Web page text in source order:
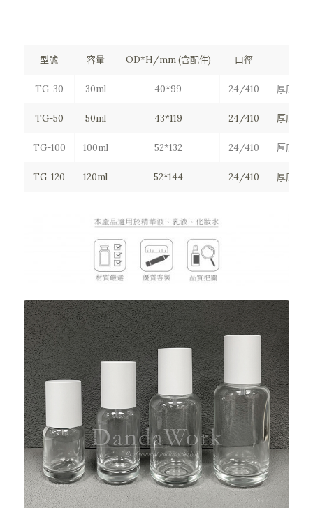
型號 容量 OD*H/mm (含配件) 口徑
TG-30 30ml 40*99 24/410 厚底圓
TG-50 50ml 43*119 24/410 厚底圓
TG-100 100ml 52*132 24/410 厚底圓
TG-120 120ml 52*144 24/410 厚底圓